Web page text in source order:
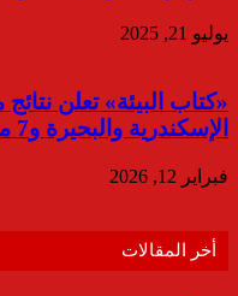
يوليو 21, 2025
الإسكندرية والبحيرة و7 من الفيوم والأقصر وقنا
فبراير 12, 2026
أخر المقالات